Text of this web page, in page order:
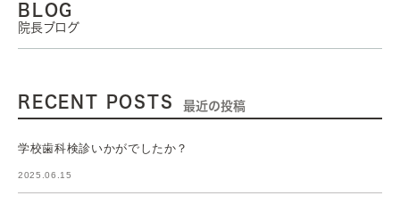
BLOG
院長ブログ
RECENT POSTS 最近の投稿
学校歯科検診いかがでしたか？
2025.06.15